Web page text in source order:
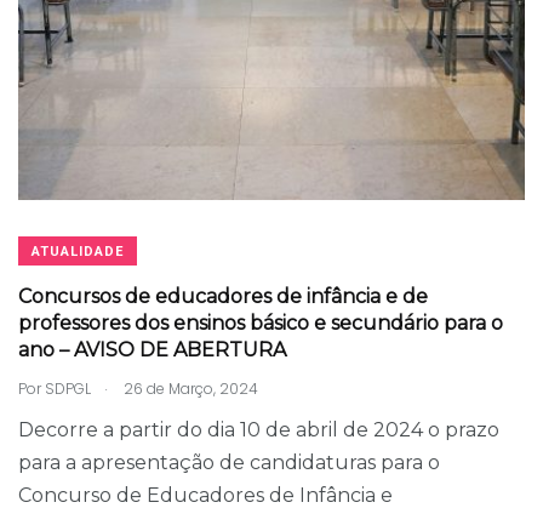
ATUALIDADE
Concursos de educadores de infância e de
professores dos ensinos básico e secundário para o
ano – AVISO DE ABERTURA
Por SDPGL . 26 de Março, 2024
Decorre a partir do dia 10 de abril de 2024 o prazo
para a apresentação de candidaturas para o
Concurso de Educadores de Infância e